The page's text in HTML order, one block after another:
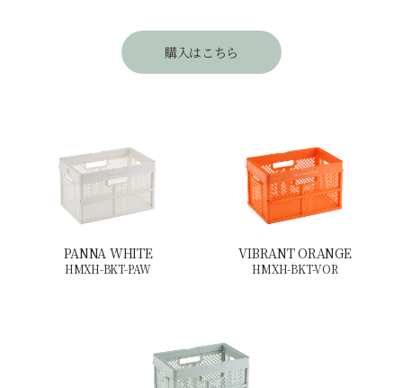
購入はこちら
PANNA WHITE
HMXH-BKT-PAW
VIBRANT ORANGE
HMXH-BKT-VOR